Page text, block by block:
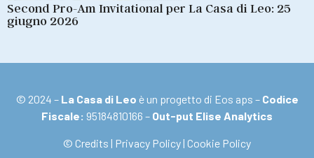
Second Pro-Am Invitational per La Casa di Leo: 25
giugno 2026
© 2024 – La Casa di Leo è un progetto di Eos aps – Codice
Fiscale: 95184810166 – Out-put Elise Analytics
© Credits | Privacy Policy | Cookie Policy